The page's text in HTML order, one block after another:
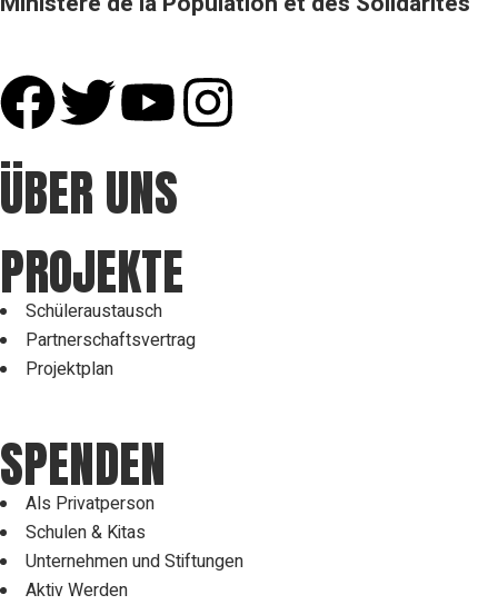
ÜBER UNS
PROJEKTE
Schüleraustausch
Partnerschaftsvertrag
Projektplan
SPENDEN
Als Privatperson
Schulen & Kitas
Unternehmen und Stiftungen
Aktiv Werden